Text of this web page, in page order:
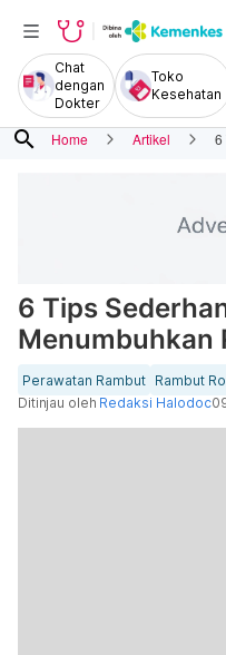
Chat
dengan
Dokter
Toko
Kesehatan
search Home Artikel 6
6 Tips
Menumbuhkan
Perawatan Rambut Rambut
Ditinjau oleh Redaksi Halodoc